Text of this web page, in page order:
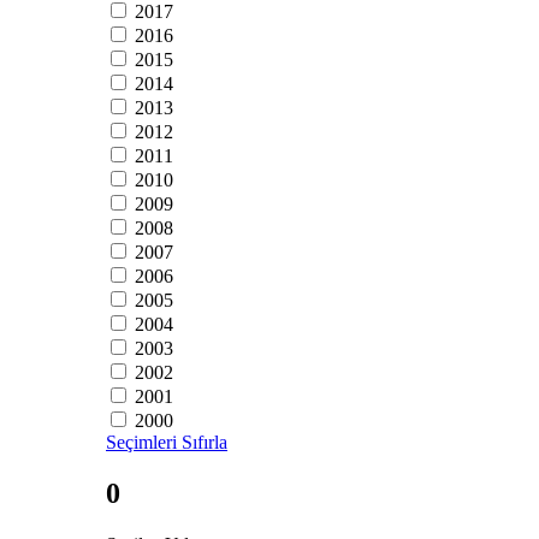
2017
2016
2015
2014
2013
2012
2011
2010
2009
2008
2007
2006
2005
2004
2003
2002
2001
2000
Seçimleri Sıfırla
0